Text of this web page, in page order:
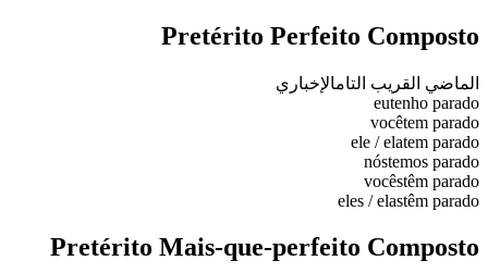
Pretérito Perfeito Composto
الماضي القريب التامالإخباري
eutenho parado
vocêtem parado
ele / elatem parado
nóstemos parado
vocêstêm parado
eles / elastêm parado
Pretérito Mais-que-perfeito Composto